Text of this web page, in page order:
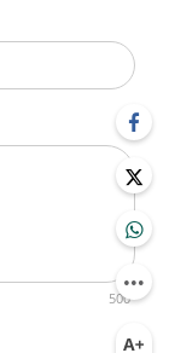
500